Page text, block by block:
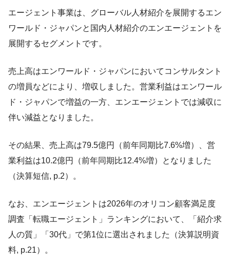
エージェント事業は、グローバル人材紹介を展開するエン
ワールド・ジャパンと国内人材紹介のエンエージェントを
展開するセグメントです。
売上高はエンワールド・ジャパンにおいてコンサルタント
の増員などにより、増収しました。営業利益はエンワール
ド・ジャパンで増益の一方、エンエージェントでは減収に
伴い減益となりました。
その結果、売上高は79.5億円（前年同期比7.6%増）、営
業利益は10.2億円（前年同期比12.4%増）となりました
（決算短信, p.2）。
なお、エンエージェントは2026年のオリコン顧客満足度
調査「転職エージェント」ランキングにおいて、「紹介求
人の質」「30代」で第1位に選出されました（決算説明資
料, p.21）。